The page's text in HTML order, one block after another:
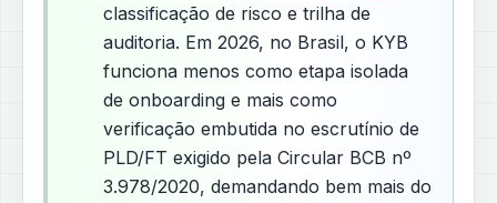
classificação de risco e trilha de
auditoria. Em 2026, no Brasil, o KYB
funciona menos como etapa isolada
de onboarding e mais como
verificação embutida no escrutínio de
PLD/FT exigido pela Circular BCB nº
3.978/2020, demandando bem mais do